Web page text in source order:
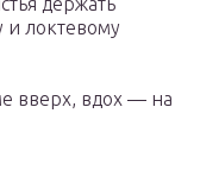
локтевому
вверх, вдох — на